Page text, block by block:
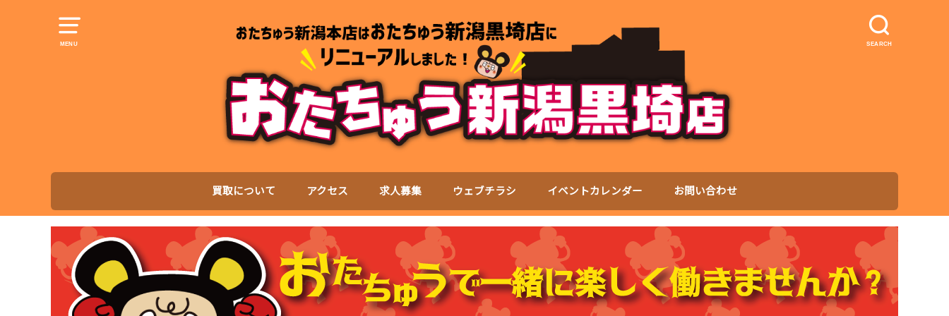
MENU SEARCH
買取について アクセス 求人募集 ウェブチラシ イベントカレンダー お問い合わせ